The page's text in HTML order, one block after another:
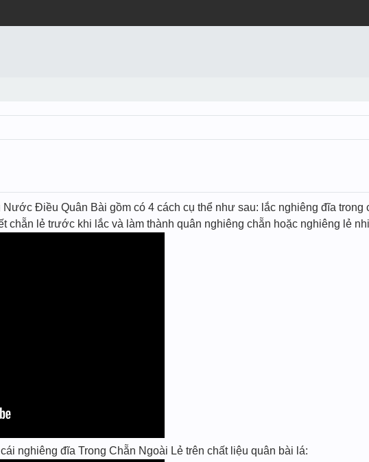
Điều Quân Bài gồm có 4 cách cụ thể như sau: lắc nghiêng đĩa trong
chẵn lẻ trước khi lắc và làm thành quân nghiêng chẵn hoặc nghiêng lẻ
nghiêng đĩa Trong Chẵn Ngoài Lẻ trên chất liệu quân bài lá: